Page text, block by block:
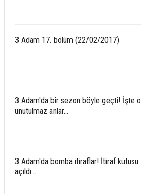
3 Adam 17. bölüm (22/02/2017)
3 Adam'da bir sezon böyle geçti! İşte o
unutulmaz anlar...
3 Adam'da bomba itiraflar! İtiraf kutusu
açıldı...